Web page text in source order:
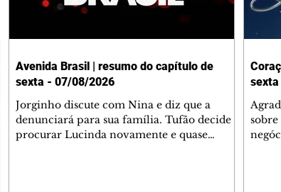
Avenida Brasil | resumo do capítulo de
sexta - 07/08/2026
Jorginho discute com Nina e diz que a
denunciará para sua família. Tufão decide
procurar Lucinda novamente e quase
sobre